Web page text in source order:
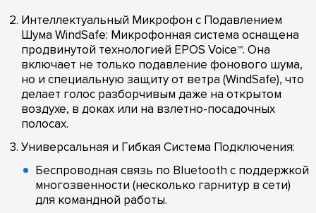
Интеллектуальный Микрофон с Подавлением
Шума WindSafe: Микрофонная система оснащена
продвинутой технологией EPOS Voice™. Она
включает не только подавление фонового шума,
но и специальную защиту от ветра (WindSafe), что
делает голос разборчивым даже на открытом
воздухе, в доках или на взлетно-посадочных
полосах.
Универсальная и Гибкая Система Подключения:
Беспроводная связь по Bluetooth с поддержкой
многозвенности (несколько гарнитур в сети)
для командной работы.